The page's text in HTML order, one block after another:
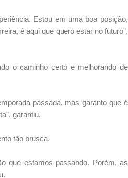
Estou em uma boa posição,
é aqui que quero estar no futuro”,
o caminho certo e melhorando de
passada, mas garanto que é
garantiu.
tão brusca.
que estamos passando. Porém, as